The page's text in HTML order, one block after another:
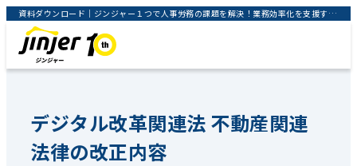
資料ダウンロード｜ジンジャー１つで人事労務の課題を解決！業務効率化を支援するクラウドサービス｜jinjer株式会社
デジタル改革関連法 不動産関連
法律の改正内容